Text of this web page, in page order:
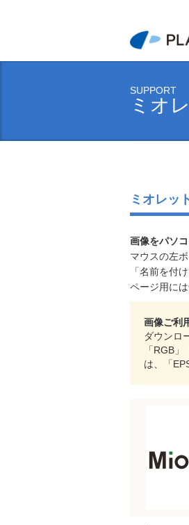
SUPPORT
ミオ
ミオレッ
画像をパソ
マウスの左
「名前を付
ページ用に
画像ご利
ダウンロ
「RGB
は、「